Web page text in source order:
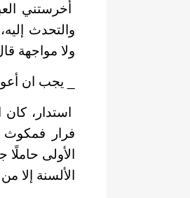
أخرستني
والتحدث
ولا مواجهة
_ يجب ان
استدار،
فرار فمكوث
الأولى
الألسنة إلا